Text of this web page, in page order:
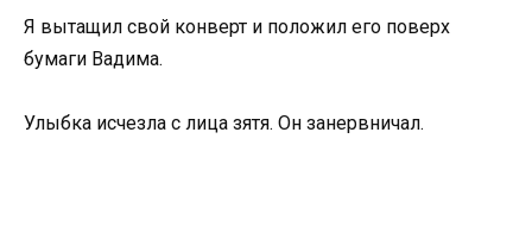
Я вытащил свой конверт и положил его поверх
бумаги Вадима.
Улыбка исчезла с лица зятя. Он занервничал.